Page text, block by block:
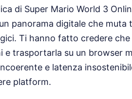
di Super Mario World 3
panorama digitale che muta
Ti hanno fatto credere
e trasportarla su un browser
e latenza
platform.